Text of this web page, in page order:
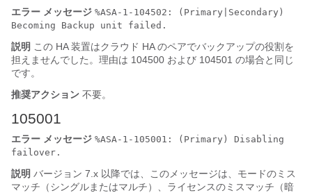
エラー メッセージ %ASA-1-104502: (Primary|Secondary)
Becoming Backup unit failed.
説明 この HA 装置はクラウド HA のペアでバックアップの役割を
担えませんでした。理由は 104500 および 104501 の場合と同じ
です。
推奨アクション 不要。
105001
エラー メッセージ %ASA-1-105001: (Primary) Disabling
failover.
説明 バージョン 7.x 以降では、このメッセージは、モードのミス
マッチ（シングルまたはマルチ）、ライセンスのミスマッチ（暗